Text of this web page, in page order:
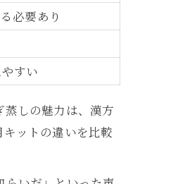
必要あり
すい
しの魅力は、漢方
ットの違いを比較